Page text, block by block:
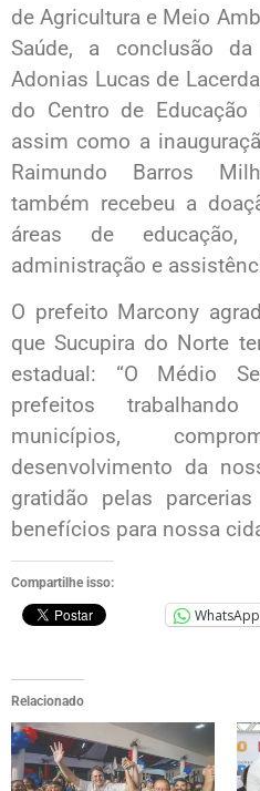
de Agricultura e Meio
Saúde, a conclusão
Adonias Lucas de
do Centro de Educação
assim como a
Raimundo Barros
também recebeu a
áreas de educação,
administração e
O prefeito Marcony
que Sucupira do Norte
estadual: “O Médio
prefeitos
municípios,
desenvolvimento da
gratidão pelas
benefícios para nossa
Compartilhe isso:
WhatsApp
Relacionado